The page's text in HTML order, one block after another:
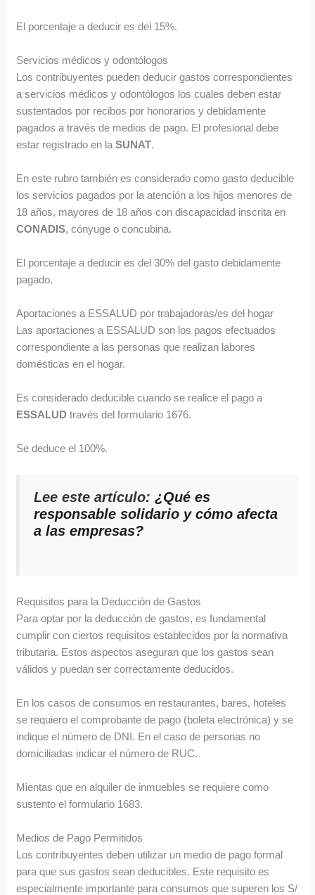
El porcentaje a deducir es del 15%.
Servicios médicos y odontólogos
Los contribuyentes pueden deducir gastos correspondientes
a servicios médicos y odontólogos los cuales deben estar
sustentados por recibos por honorarios y debidamente
pagados a través de medios de pago. El profesional debe
estar registrado en laSUNAT.
En este rubro también es considerado como gasto deducible
los servicios pagados por la atención a los hijos menores de
18 años, mayores de 18 años con discapacidad inscrita en
CONADIS, cónyuge o concubina.
El porcentaje a deducir es del 30% del gasto debidamente
pagado.
Aportaciones a ESSALUD por trabajadoras/es del hogar
Las aportaciones a ESSALUD son los pagos efectuados
correspondiente a las personas que realizan labores
domésticas en el hogar.
Es considerado deducible cuando se realice el pago a
ESSALUD través del formulario 1676.
Se deduce el 100%.
Lee este artículo: ¿Qué es
responsable solidario y cómo afecta
a las empresas?
Requisitos para la Deducción de Gastos
Para optar por la deducción de gastos, es fundamental
cumplir con ciertos requisitos establecidos por la normativa
tributaria. Estos aspectos aseguran que los gastos sean
válidos y puedan ser correctamente deducidos.
En los casos de consumos en restaurantes, bares, hoteles
se requiero el comprobante de pago (boleta electrónica) y se
indique el número de DNI. En el caso de personas no
domiciliadas indicar el número de RUC.
Mientas que en alquiler de inmuebles se requiere como
sustento el formulario 1683.
Medios de Pago Permitidos
Los contribuyentes deben utilizar un medio de pago formal
para que sus gastos sean deducibles. Este requisito es
especialmente importante para consumos que superen los S/